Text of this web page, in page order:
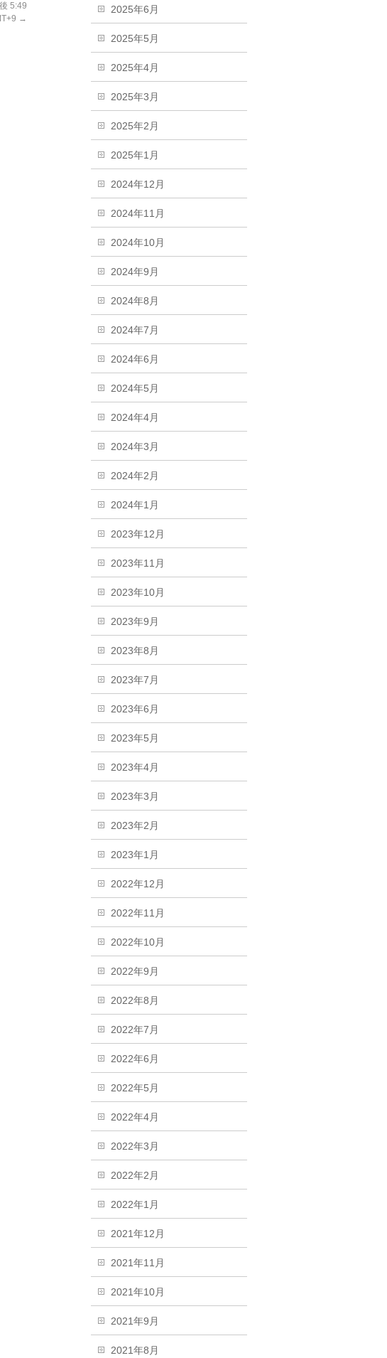
5:49
→
2025年6月
2025年5月
2025年4月
2025年3月
2025年2月
2025年1月
2024年12月
2024年11月
2024年10月
2024年9月
2024年8月
2024年7月
2024年6月
2024年5月
2024年4月
2024年3月
2024年2月
2024年1月
2023年12月
2023年11月
2023年10月
2023年9月
2023年8月
2023年7月
2023年6月
2023年5月
2023年4月
2023年3月
2023年2月
2023年1月
2022年12月
2022年11月
2022年10月
2022年9月
2022年8月
2022年7月
2022年6月
2022年5月
2022年4月
2022年3月
2022年2月
2022年1月
2021年12月
2021年11月
2021年10月
2021年9月
2021年8月